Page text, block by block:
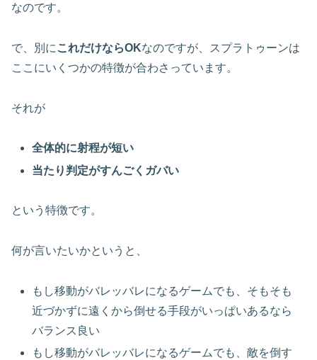
なのです。
で、別に これだけならOKなのですが、スプラトゥーンは
ここにいくつかの特徴が合わさっています。
それが
全体的に射程が短い
当たり判定がすんごくガバい
という特徴です。
何が言いたいかというと、
もし移動がバレッバレになるゲームでも、そもそも
近づかずに遠くから倒せる手段がいっぱいあるなら
バランス良い
もし移動がバレッバレになるゲームでも、敵を倒す